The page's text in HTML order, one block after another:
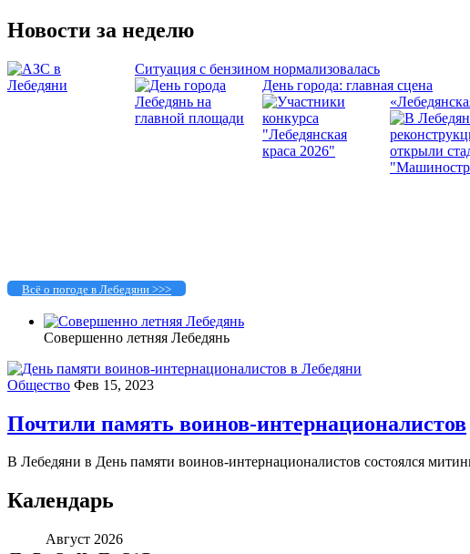
Новости за неделю
Ситуация с бензином нормализовалась
День города: главная сцена
Всё о погоде в Лебедяни >>>
Совершенно летняя Лебедянь
Общество Фев 15, 2023
Почтили память воинов-интернационалистов
В Лебедяни в День памяти воинов-интернационалистов состоялся
Календарь
Август 2026